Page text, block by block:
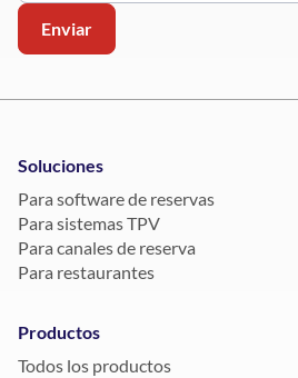
Soluciones
Para software de reservas
Para sistemas TPV
Para canales de reserva
Para restaurantes
Productos
Todos los productos